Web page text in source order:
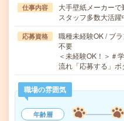
仕事内容
大手壁紙メーカー
スタッフ多数大活
応募資格
職種未経験OK / ブ
不要
＜未経験OK！＞＃
流れ「応募する」
職場の雰囲気
年齢層